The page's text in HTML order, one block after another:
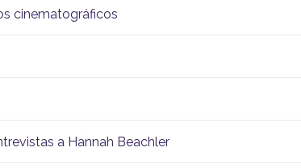
cinematográficos
a Hannah Beachler